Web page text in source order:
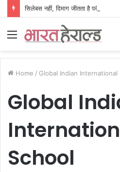
Menu
Home / Global Indian International
Global
School